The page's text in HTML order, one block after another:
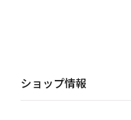
ショップ情報